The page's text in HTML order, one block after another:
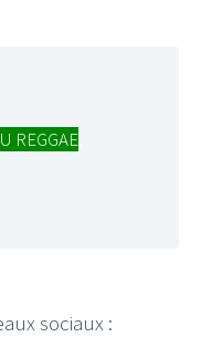
REGGAE
sociaux :